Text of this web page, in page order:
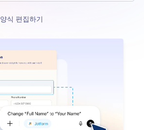
양식 편집하기